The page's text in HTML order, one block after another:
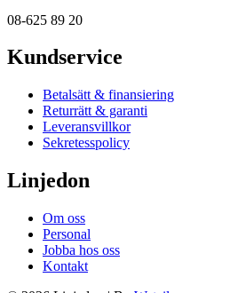
08-625 89 20
Kundservice
Betalsätt & finansiering
Returrätt & garanti
Leveransvillkor
Sekretesspolicy
Linjedon
Om oss
Personal
Jobba hos oss
Kontakt